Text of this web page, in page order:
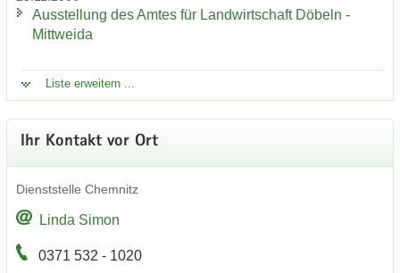
Aus­stel­lung des Amtes für Land­wirt­schaft Dö­beln -
Mitt­wei­da
Liste er­wei­tern ...
Ihr Kon­takt vor Ort
Dienst­stel­le Chem­nitz
Linda Simon
0371 532 - 1020